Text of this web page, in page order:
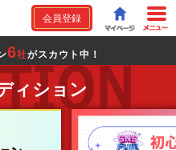
会員登録
6社がスカウト中！
ィション